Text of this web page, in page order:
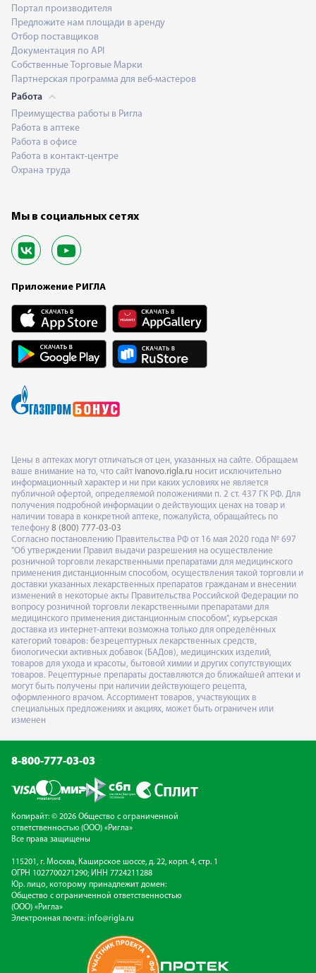
Портал производителя
Предложите нам площади в аренду
Отбор поставщиков
Документация по API
Собственные Торговые Марки
Партнерская программа для веб-мастеров
Работа
Преимущества работы в Ригла
Работа в аптеке
Работа в офисе
Работа в контакт-центре
Охрана труда
Мы в социальных сетях
Приложение РИГЛА
Цены в аптеках могут отличаться от цен, указанных на сайте. Обращаем
ваше внимание на то, что сайт ivanovo.rigla.ru носит исключительно
информационный характер и ни при каких условиях не является
публичной офертой, определяемой положениями п. 2 ст. 437 ГК РФ. Для
получения подробной информации о действующих ценах на товар и
наличии товара в конкретной аптеке, пожалуйста, обращайтесь по
телефону 8 (800) 777-03-03
Согласно постановлению Правительства РФ от 16 мая 2020 года № 697
"Об утверждении Правил выдачи разрешения на осуществление
розничной торговли лекарственными препаратами для медицинского
применения дистанционным способом, осуществления такой торговли и
доставки указанных лекарственных препаратов гражданам и внесении
изменений в некоторые акты Правительства Российской Федерации по
вопросу розничной торговли лекарственными препаратами для
медицинского применения дистанционным способом", курьерская
доставка из интернет-аптеки возможна только для определённых
категорий товаров: безрецептурных лекарственных средств,
биологически активных добавок (БАДов), медицинских изделий,
товаров для ухода и красоты, бытовой химии и других сопутствующих
товаров. Рецептурные препараты доставляются до ближайшей аптеки и
могут быть получены при наличии действующего рецепта,
оформленного врачом. Ассортимент товаров, участвующих в
специальных предложениях и акциях, может быть ограничен или
изменен
8-800-777-03-03
Копирайт: © 2026 Общество с ограниченной
ответственностью (ООО) «Ригла»
Все права защищены
115201, г. Москва, Каширское шоссе, д. 22, корп. 4, стр. 1
ОГРН 1027700271290; ИНН 7724211288
Юр. лицо, которому принадлежит домен:
Общество с ограниченной ответственностью
(ООО) «Ригла»
Электронная почта: info@rigla.ru